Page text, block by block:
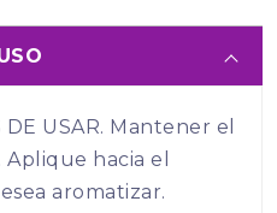
USAR. Mantener el
hacia el
aromatizar.